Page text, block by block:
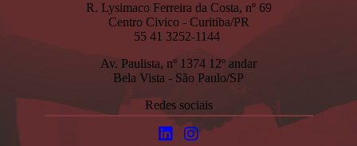
R. Lysimaco Ferreira da Costa, nº 69
Centro Civico - Curitiba/PR
55 41 3252-1144
Av. Paulista, nº 1374 12º andar
Bela Vista - São Paulo/SP
Redes sociais